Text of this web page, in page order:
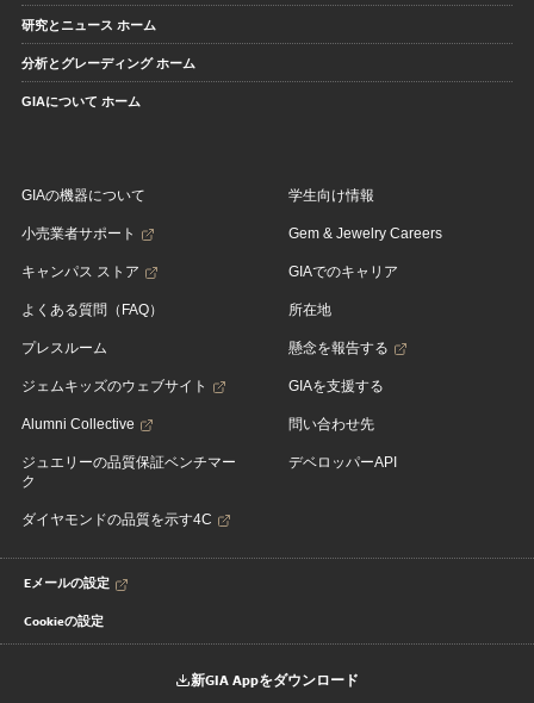
研究とニュース ホーム
分析とグレーディング ホーム
GIAについて ホーム
GIAの機器について
小売業者サポート
キャンパス ストア
よくある質問（FAQ）
プレスルーム
ジェムキッズのウェブサイト
Alumni Collective
ジュエリーの品質保証ベンチマー
ク
ダイヤモンドの品質を示す4C
学生向け情報
Gem & Jewelry Careers
GIAでのキャリア
所在地
懸念を報告する
GIAを支援する
問い合わせ先
デベロッパーAPI
Eメールの設定
Cookieの設定
新GIA Appをダウンロード